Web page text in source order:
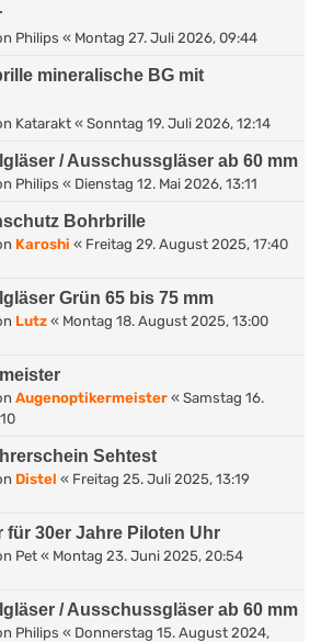
Philips « Montag 27. Juli 2026, 09:44
mineralische BG mit
Katarakt « Sonntag 19. Juli 2026, 12:14
/ Ausschussgläser ab 60 mm
Philips « Dienstag 12. Mai 2026, 13:11
Bohrbrille
Karoshi « Freitag 29. August 2025, 17:40
Grün 65 bis 75 mm
Lutz « Montag 18. August 2025, 13:00
Augenoptikermeister « Samstag 16.
Sehtest
Distel « Freitag 25. Juli 2025, 13:19
für 30er Jahre Piloten Uhr
Pet « Montag 23. Juni 2025, 20:54
/ Ausschussgläser ab 60 mm
Philips « Donnerstag 15. August 2024,